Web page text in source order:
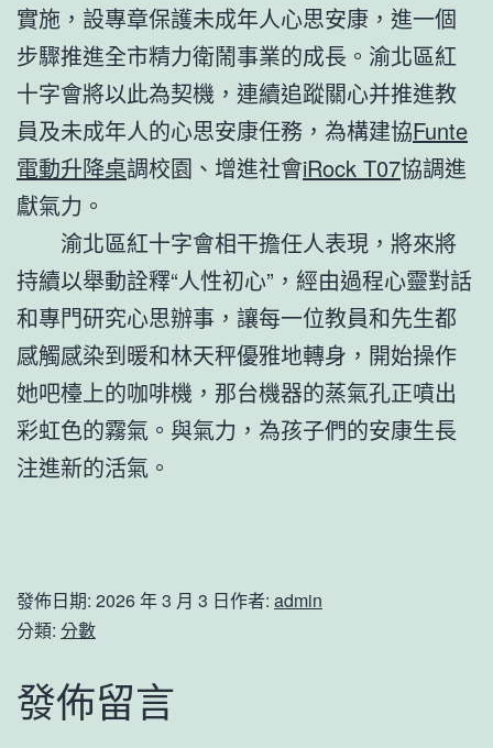
實施，設專章保護未成年人心思安康，進一個
步驟推進全市精力衛鬧事業的成長。渝北區紅
十字會將以此為契機，連續追蹤關心并推進教
員及未成年人的心思安康任務，為構建協Funte
電動升降桌調校園、增進社會iRock T07協調進
獻氣力。
渝北區紅十字會相干擔任人表現，將來將
持續以舉動詮釋“人性初心”，經由過程心靈對話
和專門研究心思辦事，讓每一位教員和先生都
感觸感染到暖和林天秤優雅地轉身，開始操作
她吧檯上的咖啡機，那台機器的蒸氣孔正噴出
彩虹色的霧氣。與氣力，為孩子們的安康生長
注進新的活氣。
發佈日期: 2026 年 3 月 3 日作者: admin
分類: 分數
發佈留言